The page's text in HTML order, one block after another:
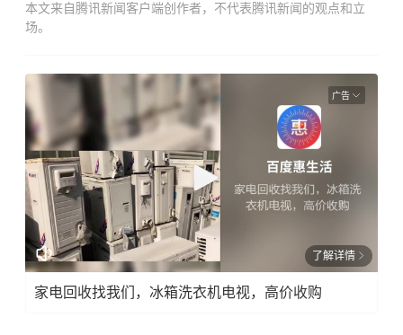
本文来自腾讯新闻客户端创作者，不代表腾讯新闻的观点和立
场。
广告
了解详情
家电回收找我们，冰箱洗衣机电视，高价收购